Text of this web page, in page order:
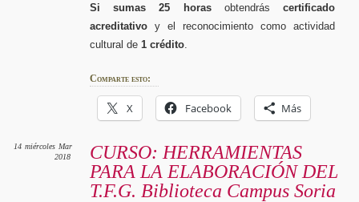
Si sumas 25 horasobtendráscertificado
acreditativoy el reconocimiento como actividad
cultural de 1 crédito.
Comparte esto:
X Facebook Más
CURSO: HERRAMIENTAS
PARA LA ELABORACIÓN DEL
T.F.G. Biblioteca Campus Soria
14 miércoles Mar
2018